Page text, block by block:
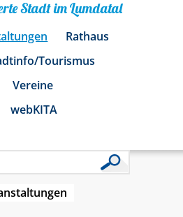
Stadt im Lumdatal
Rathaus
Tourismus
Vereine
webKITA